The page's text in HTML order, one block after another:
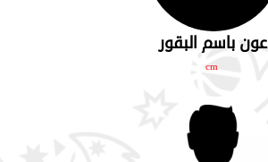
عون باسم البقور
cm